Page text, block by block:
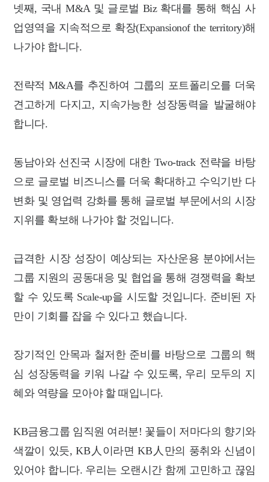
넷째, 국내 M&A 및 글로벌 Biz 확대를 통해 핵심 사
업영역을 지속적으로 확장(Expansionof the territory)해
나가야 합니다.
전략적 M&A를 추진하여 그룹의 포트폴리오를 더욱
견고하게 다지고, 지속가능한 성장동력을 발굴해야
합니다.
동남아와 선진국 시장에 대한 Two-track 전략을 바탕
으로 글로벌 비즈니스를 더욱 확대하고 수익기반 다
변화 및 영업력 강화를 통해 글로벌 부문에서의 시장
지위를 확보해 나가야 할 것입니다.
급격한 시장 성장이 예상되는 자산운용 분야에서는
그룹 지원의 공동대응 및 협업을 통해 경쟁력을 확보
할 수 있도록 Scale-up을 시도할 것입니다. 준비된 자
만이 기회를 잡을 수 있다고 했습니다.
장기적인 안목과 철저한 준비를 바탕으로 그룹의 핵
심 성장동력을 키워 나갈 수 있도록, 우리 모두의 지
혜와 역량을 모아야 할 때입니다.
KB금융그룹 임직원 여러분! 꽃들이 저마다의 향기와
색깔이 있듯, KB人이라면 KB人만의 풍취와 신념이
있어야 합니다. 우리는 오랜시간 함께 고민하고 끊임